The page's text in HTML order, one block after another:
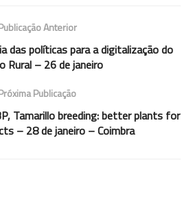
Anterior
das políticas para a digitalização do
Rural – 26 de janeiro
Publicação
Tamarillo breeding: better plants for
– 28 de janeiro – Coimbra